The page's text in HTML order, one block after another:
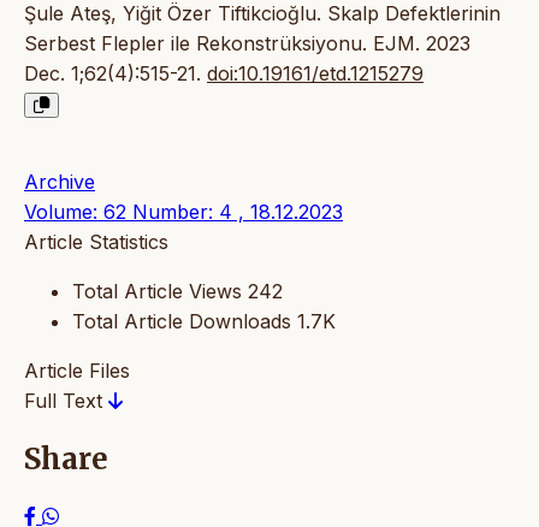
Şule Ateş, Yiğit Özer Tiftikcioğlu. Skalp Defektlerinin
Serbest Flepler ile Rekonstrüksiyonu. EJM. 2023
Dec. 1;62(4):515-21. doi:10.19161/etd.1215279
Archive
Volume: 62 Number: 4 , 18.12.2023
Article Statistics
Total Article Views 242
Total Article Downloads 1.7K
Article Files
Full Text
Share